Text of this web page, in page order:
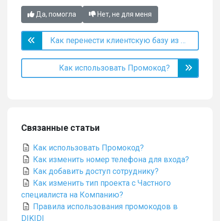
Да, помогла Нет, не для меня
Как перенести клиентскую базу из другой программы в DIKIDI?
Как использовать Промокод?
Связанные статьи
Как использовать Промокод?
Как изменить номер телефона для входа?
Как добавить доступ сотруднику?
Как изменить тип проекта с Частного
специалиста на Компанию?
Правила использования промокодов в
DIKIDI